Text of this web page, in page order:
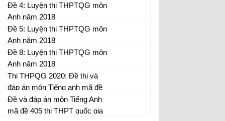
quốc gia năm 2017
Đề 4: Luyện thi THPTQG môn
Anh năm 2018
Đề 5: Luyện thi THPTQG môn
Anh năm 2018
Đề 8: Luyện thi THPTQG môn
Anh năm 2018
Thi THPQG 2020: Đề thi và
đáp án môn Tiếng anh mã đề
401
Đề và đáp án môn Tiếng Anh
mã đề 405 thi THPT quốc gia